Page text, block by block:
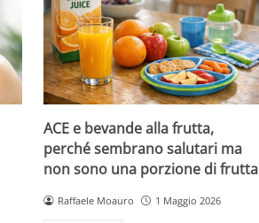
ACE e bevande alla frutta,
perché sembrano salutari ma
non sono una porzione di frutta
Raffaele Moauro 1 Maggio 2026